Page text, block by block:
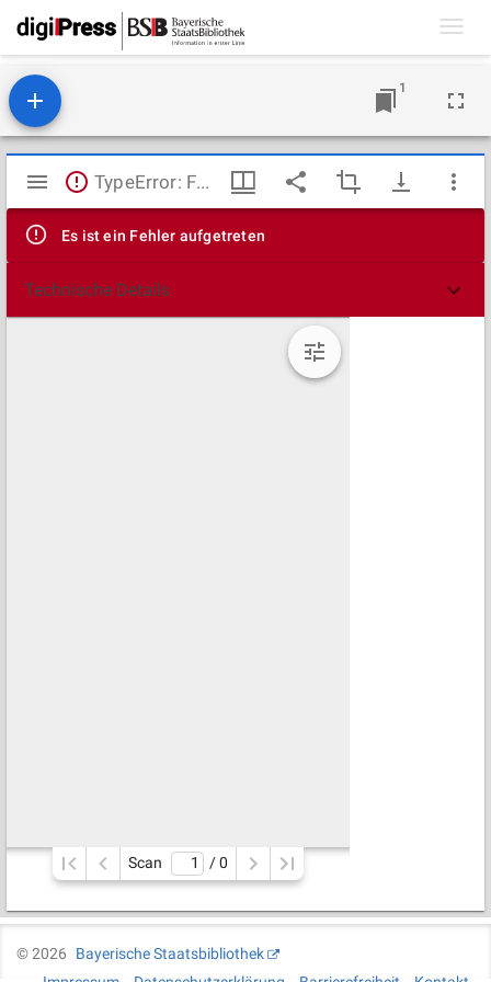
1
Mirador
Viewer
TypeError: Failed to fetch
Es ist ein Fehler aufgetreten
Technische Details
Scan / 0
©2026
Bayerische Staatsbibliothek